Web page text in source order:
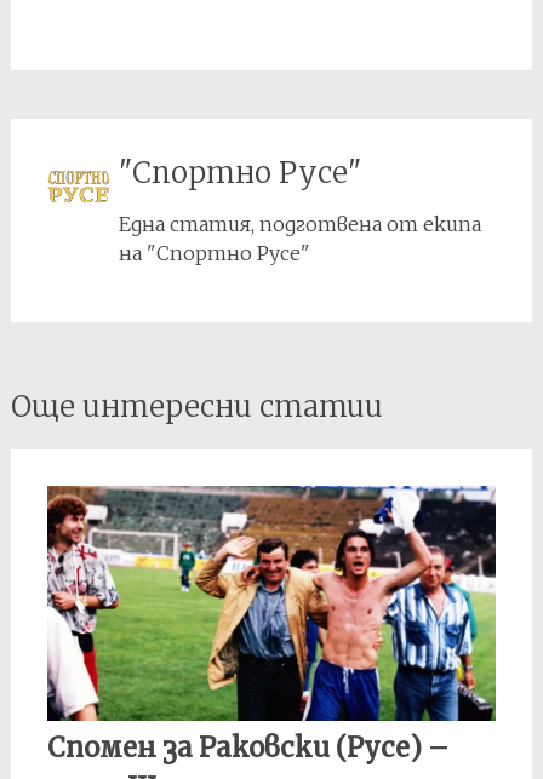
"Спортно Русе"
Една статия, подготвена от екипа
на "Спортно Русе"
Post
navigation
Още интересни статии
Спомен за Раковски (Русе) –